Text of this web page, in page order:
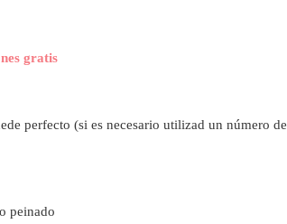
gratis
perfecto (si es necesario utilizad un número de
peinado